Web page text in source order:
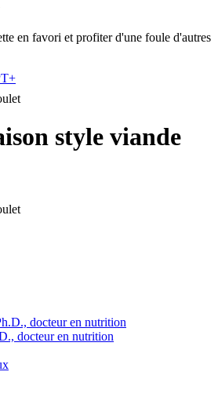
en favori et profiter d'une foule d'autres
style viande
docteur en nutrition